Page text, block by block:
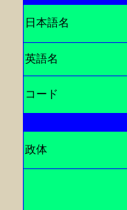
日本語名
英語名
コード
政体